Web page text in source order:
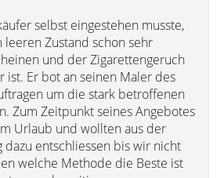
selbst eingestehen musste,
leeren Zustand schon sehr
und der Zigarettengeruch
ist. Er bot an seinen Maler des
um die stark betroffenen
Zum Zeitpunkt seines Angebotes
Urlaub und wollten aus der
dazu entschliessen bis wir nicht
welche Methode die Beste ist